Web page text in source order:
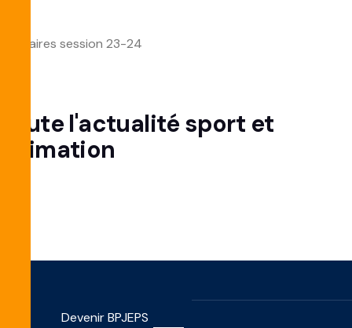
Stagiaires session 23-24
Toute l'actualité sport et
animation
DevenirBPJEPS